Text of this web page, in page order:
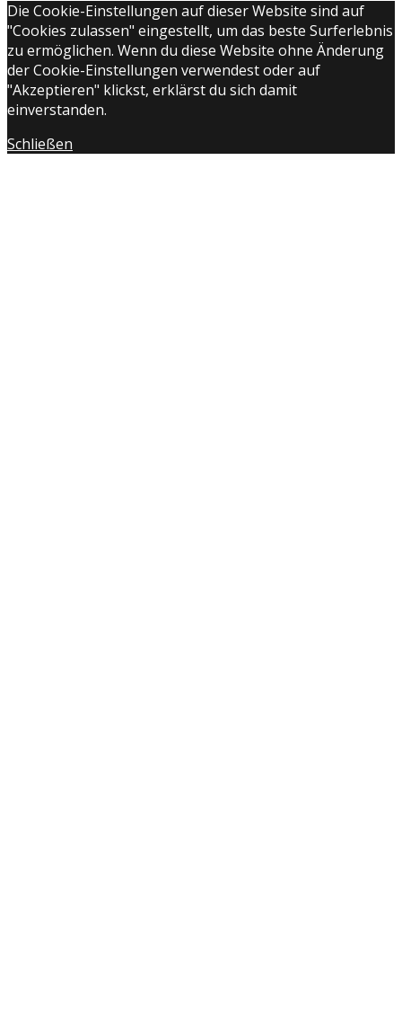
Die Cookie-Einstellungen auf dieser Website sind auf
"Cookies zulassen" eingestellt, um das beste Surferlebnis
zu ermöglichen. Wenn du diese Website ohne Änderung
der Cookie-Einstellungen verwendest oder auf
"Akzeptieren" klickst, erklärst du sich damit
einverstanden.
Schließen